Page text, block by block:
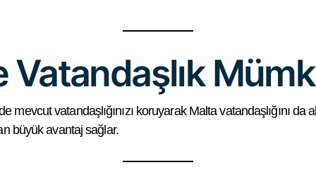
Vatandaşlık
mevcut vatandaşlığınızı koruyarak Malta vatandaşlığını
büyük avantaj sağlar.